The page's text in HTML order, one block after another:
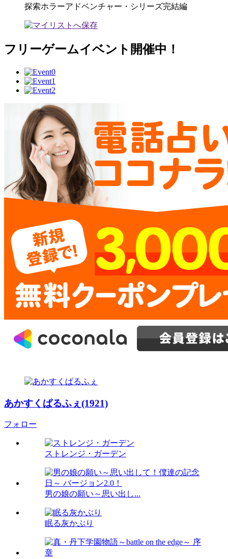
探索ホラーアドベンチャー・シリーズ完結編
フリーゲームイベント開催中！
あかすくぱるふぇ(1921)
フォロー
ストレンジ・ガーデン
男の娘の願い～思い出し...
眠る灰かぶり